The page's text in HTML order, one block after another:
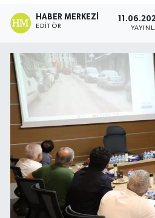
HABER MERKEZI
EDITÖR